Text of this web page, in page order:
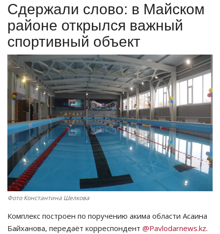
ПАВЛОДАРСКАЯ ОБЛАСТЬ
КАЗАХСТАН
МИР
СПЕЦПРОЕКТЫ
СПОРТ
Чек-лист
РАЗВЛЕЧЕНИЯ
OFFICIAL
Курултай
Сдержали слово: в Майском
районе открылся важный
спортивный объект
Фото Константина Шелкова
Комплекс построен по поручению акима области Асаина
Байханова, передаёт корреспондент @Pavlodarnews.kz.